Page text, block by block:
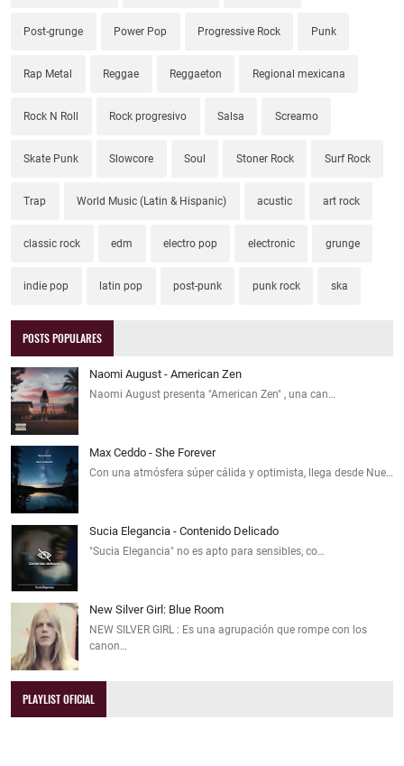
Post-grunge Power Pop Progressive Rock Punk
Rap Metal Reggae Reggaeton Regional mexicana
Rock N Roll Rock progresivo Salsa Screamo
Skate Punk Slowcore Soul Stoner Rock Surf Rock
Trap World Music (Latin & Hispanic) acustic art rock
classic rock edm electro pop electronic grunge
indie pop latin pop post-punk punk rock ska
POSTS POPULARES
Naomi August - American Zen
Naomi August presenta "American Zen" , una can…
Max Ceddo - She Forever
Con una atmósfera súper cálida y optimista, llega desde Nue…
Sucia Elegancia - Contenido Delicado
"Sucia Elegancia" no es apto para sensibles, co…
New Silver Girl: Blue Room
NEW SILVER GIRL : Es una agrupación que rompe con los
canon…
PLAYLIST OFICIAL